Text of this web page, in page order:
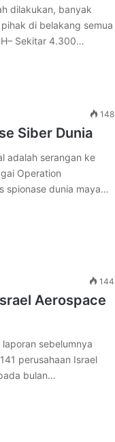
dilakukan, banyak
di belakang semua
Sekitar 4.300…
148
Siber Dunia
adalah serangan ke
Operation
spionase dunia maya…
144
Aerospace
sebelumnya
perusahaan Israel
bulan…